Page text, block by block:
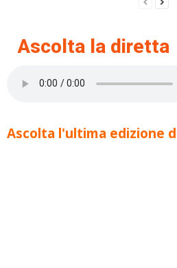
Ascolta la diretta
Ascolta l'ultima edizione